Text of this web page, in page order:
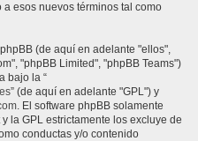
esos nuevos términos tal como
(de aquí en adelante "ellos",
"phpBB Limited", "phpBB Teams")
bajo la “
” (de aquí en adelante "GPL") y
. El software phpBB solamente
la GPL estrictamente los excluye de
conductas y/o contenido